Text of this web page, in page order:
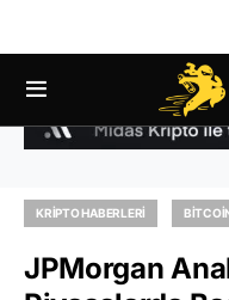
KRIPTO HABERLERI
JPMorgan